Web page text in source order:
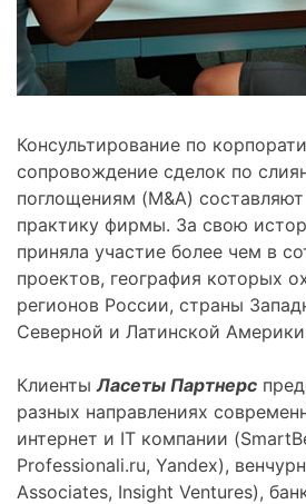
Консультирование по
сопровождение сделок по
поглощениям (M&A)
практику фирмы. За свою
приняла участие более чем в
проектов, география которых
регионов России, страны
Северной и Латинской
КлиентыЛасеты Партнерс
разных направлениях
интернет и IT компании
Professionali.ru, Yandex),
Associates, Insight Ventures),